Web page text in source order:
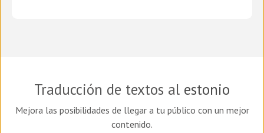
Traducción de textos al estonio
Mejora las posibilidades de llegar a tu público con un mejor
contenido.